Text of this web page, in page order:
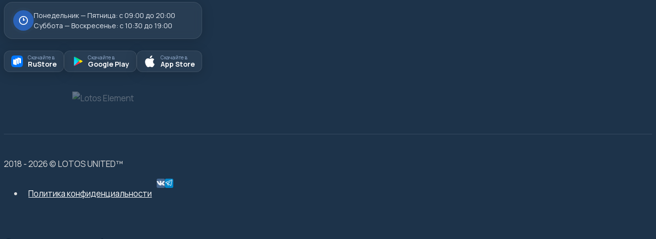
Понедельник — Пятница: с 09:00 до 20:00
Суббота — Воскресенье: с 10:30 до 19:00
Скачайте в
RuStore
Скачайте в
Google Play
Скачайте в
App Store
2018 - 2026 © LOTOS UNITED™
Политика конфиденциальности